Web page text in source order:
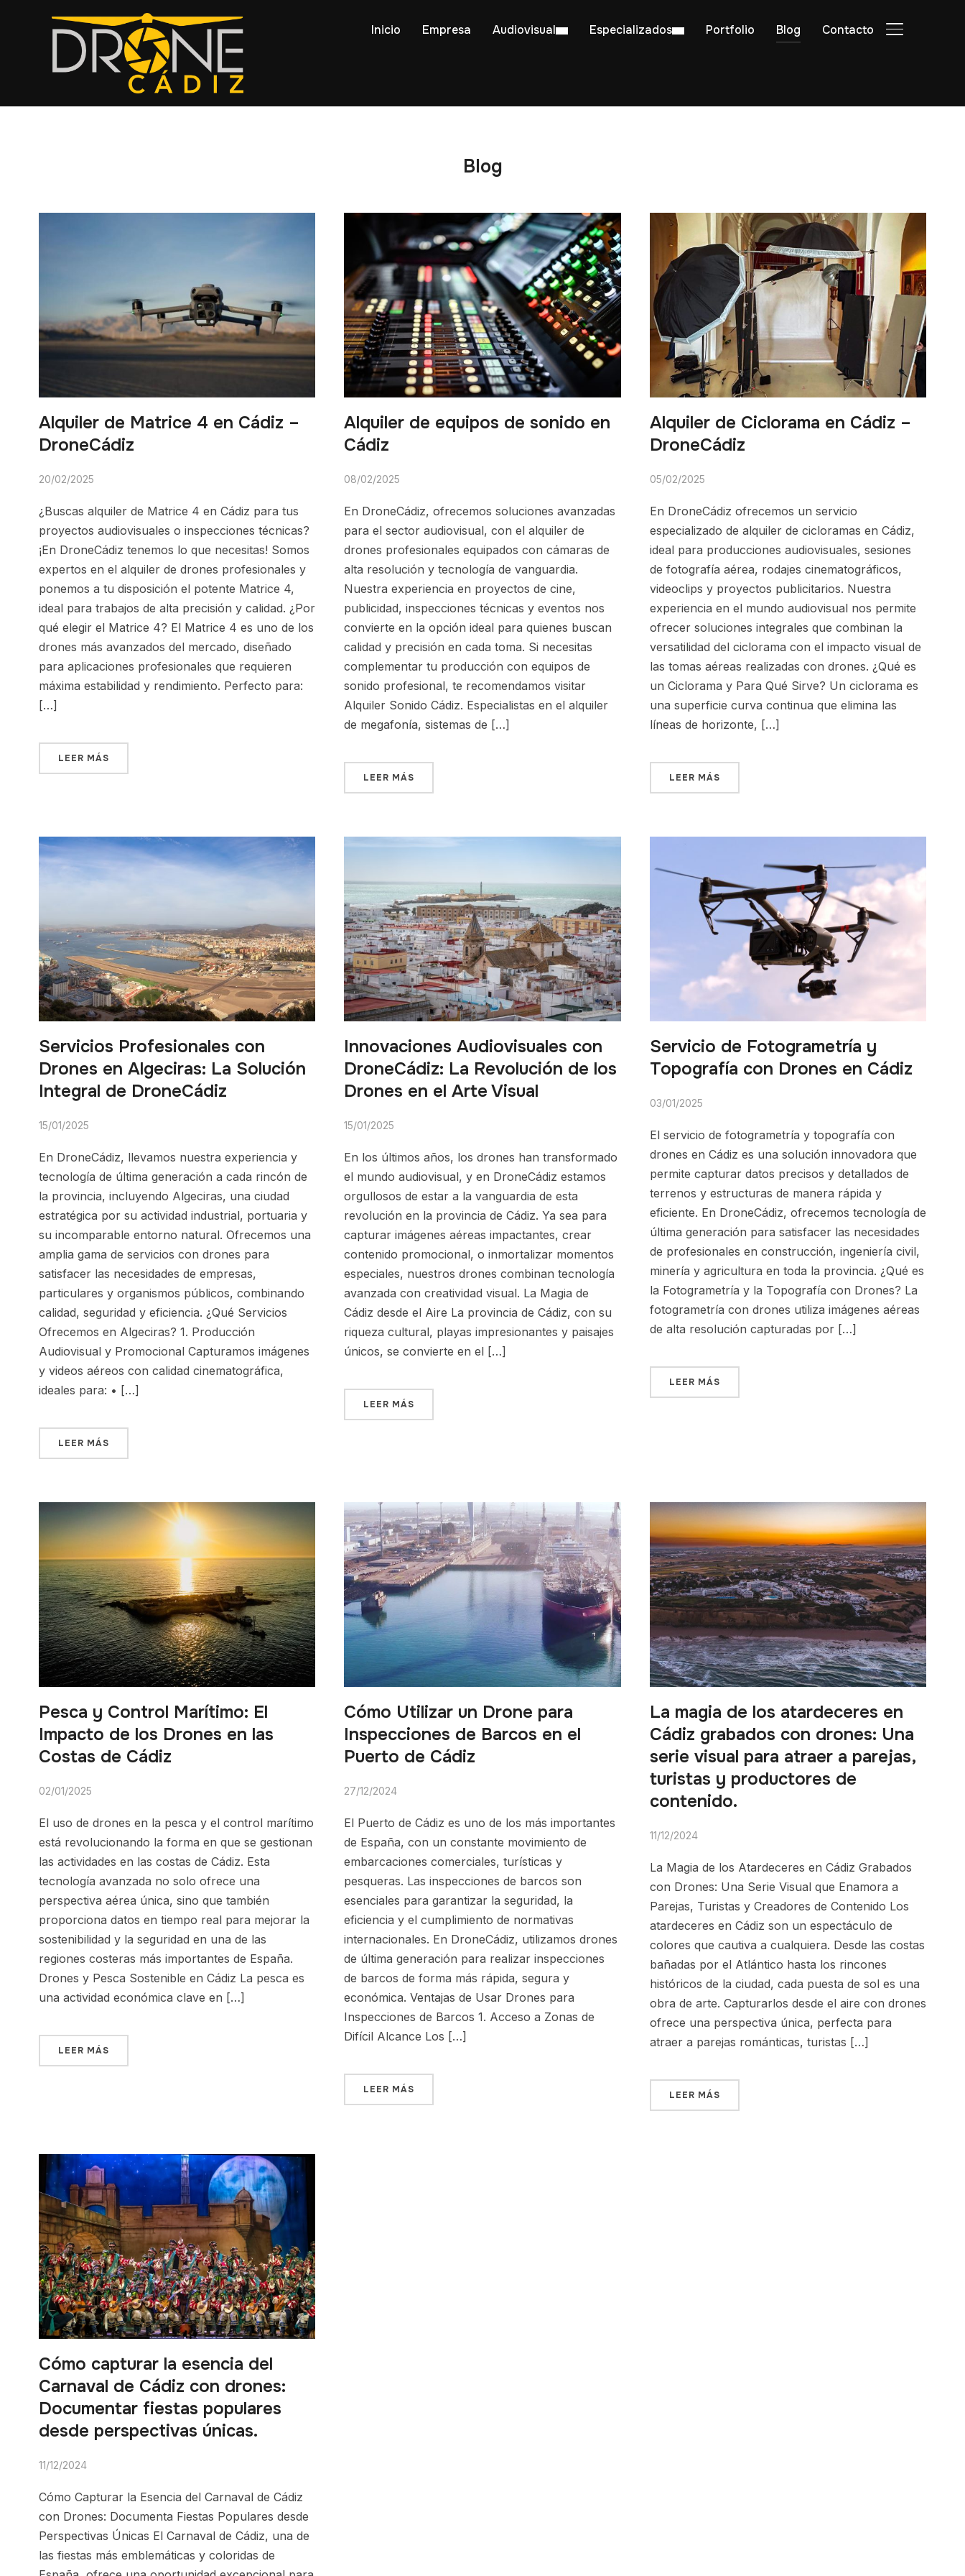
ALTERNAR
Inicio Empresa Audiovisual Especializados Portfolio Blog Contacto
Blog
Alquiler de Matrice 4 en Cádiz –
DroneCádiz
20/02/2025
¿Buscas alquiler de Matrice 4 en Cádiz para tus
proyectos audiovisuales o inspecciones técnicas?
¡En DroneCádiz tenemos lo que necesitas! Somos
expertos en el alquiler de drones profesionales y
ponemos a tu disposición el potente Matrice 4,
ideal para trabajos de alta precisión y calidad. ¿Por
qué elegir el Matrice 4? El Matrice 4 es uno de los
drones más avanzados del mercado, diseñado
para aplicaciones profesionales que requieren
máxima estabilidad y rendimiento. Perfecto para:
[…]
LEER MÁS
Alquiler de equipos de sonido en
Cádiz
08/02/2025
En DroneCádiz, ofrecemos soluciones avanzadas
para el sector audiovisual, con el alquiler de
drones profesionales equipados con cámaras de
alta resolución y tecnología de vanguardia.
Nuestra experiencia en proyectos de cine,
publicidad, inspecciones técnicas y eventos nos
convierte en la opción ideal para quienes buscan
calidad y precisión en cada toma. Si necesitas
complementar tu producción con equipos de
sonido profesional, te recomendamos visitar
Alquiler Sonido Cádiz. Especialistas en el alquiler
de megafonía, sistemas de […]
LEER MÁS
Alquiler de Ciclorama en Cádiz –
DroneCádiz
05/02/2025
En DroneCádiz ofrecemos un servicio
especializado de alquiler de cicloramas en Cádiz,
ideal para producciones audiovisuales, sesiones
de fotografía aérea, rodajes cinematográficos,
videoclips y proyectos publicitarios. Nuestra
experiencia en el mundo audiovisual nos permite
ofrecer soluciones integrales que combinan la
versatilidad del ciclorama con el impacto visual de
las tomas aéreas realizadas con drones. ¿Qué es
un Ciclorama y Para Qué Sirve? Un ciclorama es
una superficie curva continua que elimina las
líneas de horizonte, […]
LEER MÁS
Servicios Profesionales con
Drones en Algeciras: La Solución
Integral de DroneCádiz
15/01/2025
En DroneCádiz, llevamos nuestra experiencia y
tecnología de última generación a cada rincón de
la provincia, incluyendo Algeciras, una ciudad
estratégica por su actividad industrial, portuaria y
su incomparable entorno natural. Ofrecemos una
amplia gama de servicios con drones para
satisfacer las necesidades de empresas,
particulares y organismos públicos, combinando
calidad, seguridad y eficiencia. ¿Qué Servicios
Ofrecemos en Algeciras? 1. Producción
Audiovisual y Promocional Capturamos imágenes
y videos aéreos con calidad cinematográfica,
ideales para: • […]
LEER MÁS
Innovaciones Audiovisuales con
DroneCádiz: La Revolución de los
Drones en el Arte Visual
15/01/2025
En los últimos años, los drones han transformado
el mundo audiovisual, y en DroneCádiz estamos
orgullosos de estar a la vanguardia de esta
revolución en la provincia de Cádiz. Ya sea para
capturar imágenes aéreas impactantes, crear
contenido promocional, o inmortalizar momentos
especiales, nuestros drones combinan tecnología
avanzada con creatividad visual. La Magia de
Cádiz desde el Aire La provincia de Cádiz, con su
riqueza cultural, playas impresionantes y paisajes
únicos, se convierte en el […]
LEER MÁS
Servicio de Fotogrametría y
Topografía con Drones en Cádiz
03/01/2025
El servicio de fotogrametría y topografía con
drones en Cádiz es una solución innovadora que
permite capturar datos precisos y detallados de
terrenos y estructuras de manera rápida y
eficiente. En DroneCádiz, ofrecemos tecnología de
última generación para satisfacer las necesidades
de profesionales en construcción, ingeniería civil,
minería y agricultura en toda la provincia. ¿Qué es
la Fotogrametría y la Topografía con Drones? La
fotogrametría con drones utiliza imágenes aéreas
de alta resolución capturadas por […]
LEER MÁS
Pesca y Control Marítimo: El
Impacto de los Drones en las
Costas de Cádiz
02/01/2025
El uso de drones en la pesca y el control marítimo
está revolucionando la forma en que se gestionan
las actividades en las costas de Cádiz. Esta
tecnología avanzada no solo ofrece una
perspectiva aérea única, sino que también
proporciona datos en tiempo real para mejorar la
sostenibilidad y la seguridad en una de las
regiones costeras más importantes de España.
Drones y Pesca Sostenible en Cádiz La pesca es
una actividad económica clave en […]
LEER MÁS
Cómo Utilizar un Drone para
Inspecciones de Barcos en el
Puerto de Cádiz
27/12/2024
El Puerto de Cádiz es uno de los más importantes
de España, con un constante movimiento de
embarcaciones comerciales, turísticas y
pesqueras. Las inspecciones de barcos son
esenciales para garantizar la seguridad, la
eficiencia y el cumplimiento de normativas
internacionales. En DroneCádiz, utilizamos drones
de última generación para realizar inspecciones
de barcos de forma más rápida, segura y
económica. Ventajas de Usar Drones para
Inspecciones de Barcos 1. Acceso a Zonas de
Difícil Alcance Los […]
LEER MÁS
La magia de los atardeceres en
Cádiz grabados con drones: Una
serie visual para atraer a parejas,
turistas y productores de
contenido.
11/12/2024
La Magia de los Atardeceres en Cádiz Grabados
con Drones: Una Serie Visual que Enamora a
Parejas, Turistas y Creadores de Contenido Los
atardeceres en Cádiz son un espectáculo de
colores que cautiva a cualquiera. Desde las costas
bañadas por el Atlántico hasta los rincones
históricos de la ciudad, cada puesta de sol es una
obra de arte. Capturarlos desde el aire con drones
ofrece una perspectiva única, perfecta para
atraer a parejas románticas, turistas […]
LEER MÁS
Cómo capturar la esencia del
Carnaval de Cádiz con drones:
Documentar fiestas populares
desde perspectivas únicas.
11/12/2024
Cómo Capturar la Esencia del Carnaval de Cádiz
con Drones: Documenta Fiestas Populares desde
Perspectivas Únicas El Carnaval de Cádiz, una de
las fiestas más emblemáticas y coloridas de